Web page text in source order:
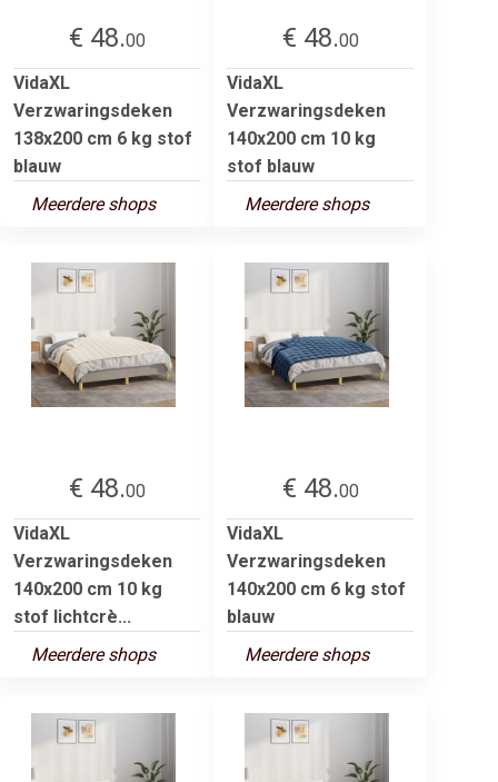
€ 48.00
VidaXL
Verzwaringsdeken
138x200 cm 6 kg stof
blauw
Meerdere shops
€ 48.00
VidaXL
Verzwaringsdeken
140x200 cm 10 kg
stof blauw
Meerdere shops
€ 48.00
VidaXL
Verzwaringsdeken
140x200 cm 10 kg
stof lichtcrè...
Meerdere shops
€ 48.00
VidaXL
Verzwaringsdeken
140x200 cm 6 kg stof
blauw
Meerdere shops